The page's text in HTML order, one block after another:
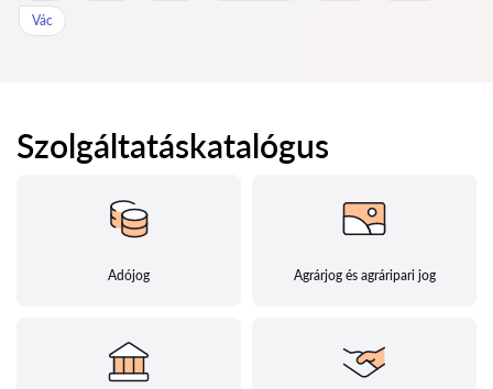
Vác
Szolgáltatáskatalógus
Adójog Agrárjog és agráripari jog